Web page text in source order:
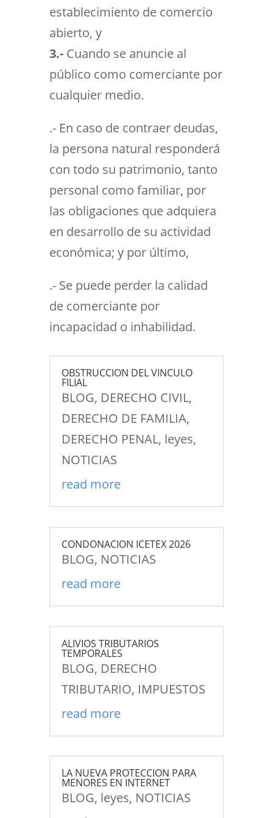
establecimiento de comercio
abierto, y
3.-Cuando se anuncie al
público como comerciante por
cualquier medio.
.- En caso de contraer deudas,
la persona natural responderá
con todo su patrimonio, tanto
personal como familiar, por
las obligaciones que adquiera
en desarrollo de su actividad
económica; y por último,
.- Se puede perder la calidad
de comerciante por
incapacidad o inhabilidad.
OBSTRUCCION DEL VINCULO
FILIAL
BLOG, DERECHO CIVIL,
DERECHO DE FAMILIA,
DERECHO PENAL, leyes,
NOTICIAS
read more
CONDONACION ICETEX 2026
BLOG, NOTICIAS
read more
ALIVIOS TRIBUTARIOS
TEMPORALES
BLOG, DERECHO
TRIBUTARIO, IMPUESTOS
read more
LA NUEVA PROTECCION PARA
MENORES EN INTERNET
BLOG, leyes, NOTICIAS